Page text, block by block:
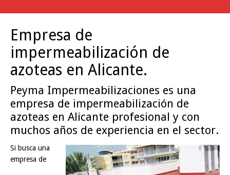
Empresa de
impermeabilización de
azoteas en Alicante.
Peyma Impermeabilizaciones es una
empresa de impermeabilización de
azoteas en Alicante profesional y con
muchos años de experiencia en el sector.
Si busca una
empresa de